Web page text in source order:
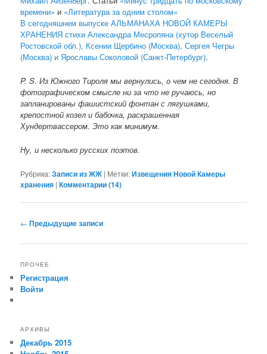
времени» и «Литература за одним столом»
В сегодняшнем выпуске АЛЬМАНАХА НОВОЙ КАМЕРЫ
ХРАНЕНИЯ стихи Александра Месропяна (хутор Веселый
Ростовской обл.), Ксении Щербино (Москва), Сергея Чегры
(Москва) и Ярославы Соколовой (Санкт-Петербург).
P. S. Из Южного Тироля мы вернулись, о чем не сегодня. В
фотографическом смысле ни за что не ручаюсь, но
запланированы фашистский фонтан с лягушками,
крепостной козел и бабочка, раскрашенная
Хундертвассером. Это как минимум.
Ну, и несколько русских поэтов.
Рубрика:Записи из ЖЖ | Метки:Извещения Новой Камеры
хранения |Комментарии (14)
Навигация по записям
← Предыдущие записи
ПРОЧЕЕ
Регистрация
Войти
АРХИВЫ
Декабрь 2015